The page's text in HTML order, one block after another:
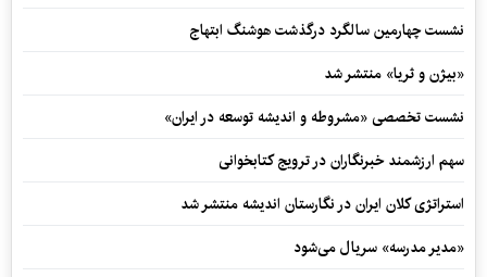
نشست چهارمین سالگرد درگذشت هوشنگ ابتهاج
«بیژن و ثریا» منتشر شد
نشست تخصصی «مشروطه و اندیشه توسعه در ایران»
سهم ارزشمند خبرنگاران در ترویج کتابخوانی
استراتژی کلان ایران در نگارستان اندیشه منتشر شد
«مدیر مدرسه» سریال می‌شود